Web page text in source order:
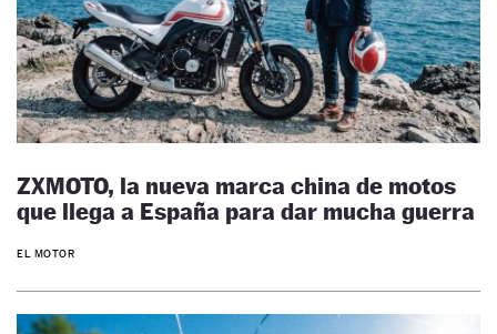
ZXMOTO, la nueva marca china de motos
que llega a España para dar mucha guerra
EL MOTOR